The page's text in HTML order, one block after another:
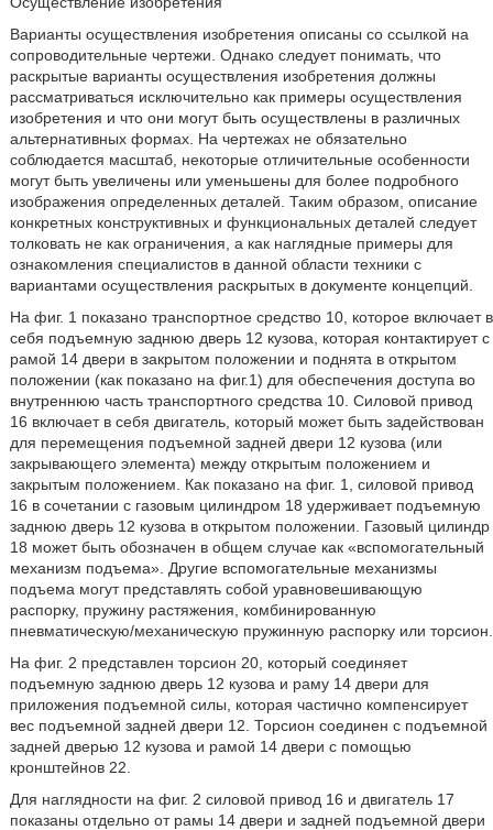
Варианты осуществления изобретения описаны со ссылкой на
сопроводительные чертежи. Однако следует понимать, что
раскрытые варианты осуществления изобретения должны
рассматриваться исключительно как примеры осуществления
изобретения и что они могут быть осуществлены в различных
альтернативных формах. На чертежах не обязательно
соблюдается масштаб, некоторые отличительные особенности
могут быть увеличены или уменьшены для более подробного
изображения определенных деталей. Таким образом, описание
конкретных конструктивных и функциональных деталей следует
толковать не как ограничения, а как наглядные примеры для
ознакомления специалистов в данной области техники с
вариантами осуществления раскрытых в документе концепций.
На фиг. 1 показано транспортное средство 10, которое включает в
себя подъемную заднюю дверь 12 кузова, которая контактирует с
рамой 14 двери в закрытом положении и поднята в открытом
положении (как показано на фиг.1) для обеспечения доступа во
внутреннюю часть транспортного средства 10. Силовой привод
16 включает в себя двигатель, который может быть задействован
для перемещения подъемной задней двери 12 кузова (или
закрывающего элемента) между открытым положением и
закрытым положением. Как показано на фиг. 1, силовой привод
16 в сочетании с газовым цилиндром 18 удерживает подъемную
заднюю дверь 12 кузова в открытом положении. Газовый цилиндр
18 может быть обозначен в общем случае как «вспомогательный
механизм подъема». Другие вспомогательные механизмы
подъема могут представлять собой уравновешивающую
распорку, пружину растяжения, комбинированную
пневматическую/механическую пружинную распорку или торсион.
На фиг. 2 представлен торсион 20, который соединяет
подъемную заднюю дверь 12 кузова и раму 14 двери для
приложения подъемной силы, которая частично компенсирует
вес подъемной задней двери 12. Торсион соединен с подъемной
задней дверью 12 кузова и рамой 14 двери с помощью
кронштейнов 22.
Для наглядности на фиг. 2 силовой привод 16 и двигатель 17
показаны отдельно от рамы 14 двери и задней подъемной двери